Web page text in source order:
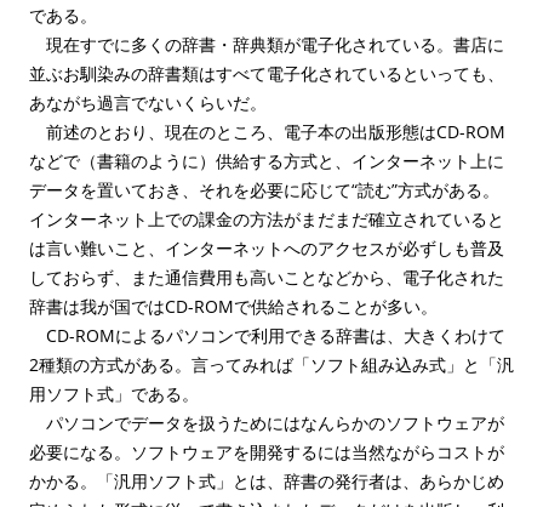
である。
現在すでに多くの辞書・辞典類が電子化されている。書店に
並ぶお馴染みの辞書類はすべて電子化されているといっても、
あながち過言でないくらいだ。
前述のとおり、現在のところ、電子本の出版形態はCD-ROM
などで（書籍のように）供給する方式と、インターネット上に
データを置いておき、それを必要に応じて“読む”方式がある。
インターネット上での課金の方法がまだまだ確立されていると
は言い難いこと、インターネットへのアクセスが必ずしも普及
しておらず、また通信費用も高いことなどから、電子化された
辞書は我が国ではCD-ROMで供給されることが多い。
CD-ROMによるパソコンで利用できる辞書は、大きくわけて
2種類の方式がある。言ってみれば「ソフト組み込み式」と「汎
用ソフト式」である。
パソコンでデータを扱うためにはなんらかのソフトウェアが
必要になる。ソフトウェアを開発するには当然ながらコストが
かかる。「汎用ソフト式」とは、辞書の発行者は、あらかじめ